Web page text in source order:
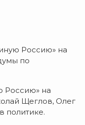
Россию» на
по
Россию» на
Щеглов, Олег
политике.